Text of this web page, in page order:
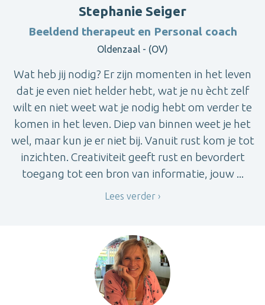
Stephanie Seiger
Beeldend therapeut en Personal coach
Oldenzaal - (OV)
Wat heb jij nodig? Er zijn momenten in het leven
dat je even niet helder hebt, wat je nu ècht zelf
wilt en niet weet wat je nodig hebt om verder te
komen in het leven. Diep van binnen weet je het
wel, maar kun je er niet bij. Vanuit rust kom je tot
inzichten. Creativiteit geeft rust en bevordert
toegang tot een bron van informatie, jouw ...
Lees verder